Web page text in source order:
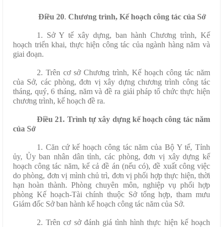
Điều 20.Chương trình, Kế hoạch công táccủa Sở
1. Sở Y tế xây dựng, ban hành Chương trình, Kế
hoạch triển khai, thực hiện công tác của ngành hàng năm và
giai đoạn.
2. Trên cơ sở Chương trình, Kế hoạch công tác năm
của Sở, các phòng, đơn vị xây dựng chương trình công tác
tháng, quý, 6 tháng, năm và đề ra giải pháp tổ chức thực hiện
chương trình, kế hoạch đề ra.
Điều 21. Trình tự xây dựng kế hoạch công tác năm
của Sở
1. Căn cứ kế hoạch công tác năm của Bộ Y tế, Tỉnh
ủy, Ủy ban nhân dân tỉnh, các phòng, đơn vị xây dựng kế
hoạch công tác năm, kể cả đề án (nếu có), đề xuất công việc
do phòng, đơn vị mình chủ trì, đơn vị phối hợp thực hiện, thời
hạn hoàn thành. Phòng chuyên môn, nghiệp vụ phối hợp
phòng Kế hoạch-Tài chính thuộc Sở tổng hợp, tham mưu
Giám đốc Sở ban hành kế hoạch công tác năm của Sở.
2. Trên cơ sở đánh giá tình hình thực hiện kế hoạch